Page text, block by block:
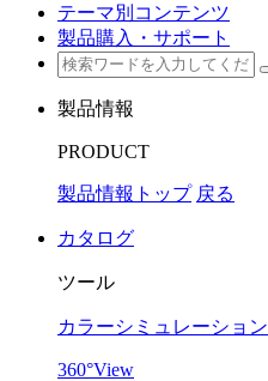
テーマ別コンテンツ
製品購入・サポート
製品情報
PRODUCT
製品情報トップ 戻る
カタログ
ツール
カラーシミュレーション
360°View